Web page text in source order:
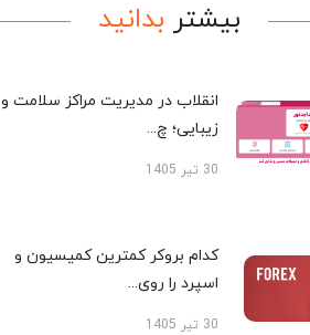
بیشتر بدانید
انقلاب در مدیریت مراکز سلامت و
زیبایی؛ چ...
30 تیر 1405
کدام بروکر کمترین کمیسیون و
اسپرد را روی...
30 تیر 1405